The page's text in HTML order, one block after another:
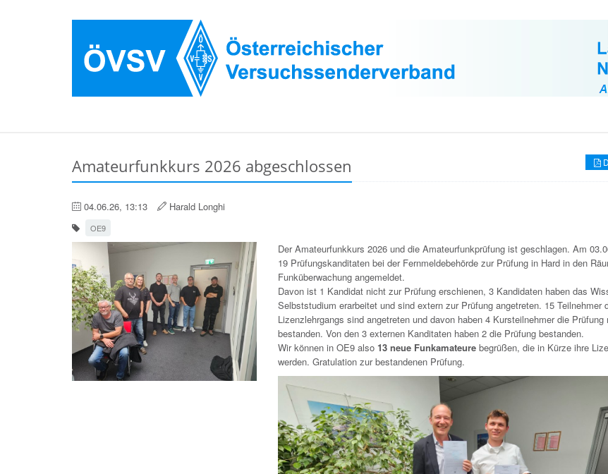
Amateurfunkkurs 2026 abgeschlossen
04.06.26, 13:13 Harald Longhi
OE9
Der Amateurfunkkurs 2026 und die Amateurfunkprüfung ist geschlagen. Am
19 Prüfungskanditaten bei der Fernmeldebehörde zur Prüfung in Hard in den
Funküberwachung angemeldet.
Davon ist 1 Kandidat nicht zur Prüfung erschienen, 3 Kandidaten haben das
Selbststudium erarbeitet und sind extern zur Prüfung angetreten. 15 Teilnehmer
Lizenzlehrgangs sind angetreten und davon haben 4 Kursteilnehmer die Prüfung
bestanden. Von den 3 externen Kanditaten haben 2 die Prüfung bestanden.
Wir können in OE9 also 13 neue Funkamateure begrüßen, die in Kürze ihre
werden. Gratulation zur bestandenen Prüfung.